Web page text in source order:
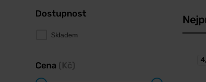
Dostupnost
Skladem
Cena (Kč)